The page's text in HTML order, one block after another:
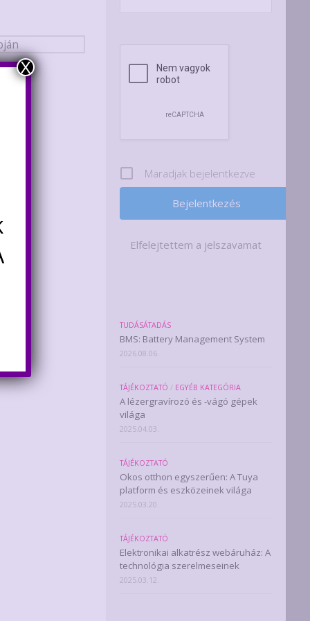
Maradjak bejelentkezve
Elfelejtettem a jelszavamat
TUDÁSÁTADÁS
BMS: Battery Management System
2026.08.06.
TÁJÉKOZTATÓ / EGYÉB KATEGÓRIA
A lézergravírozó és -vágó gépek
világa
2025.04.03.
TÁJÉKOZTATÓ
Okos otthon egyszerűen: A Tuya
platform és eszközeinek világa
2025.03.20.
TÁJÉKOZTATÓ
Elektronikai alkatrész webáruház: A
technológia szerelmeseinek
2025.03.12.
X